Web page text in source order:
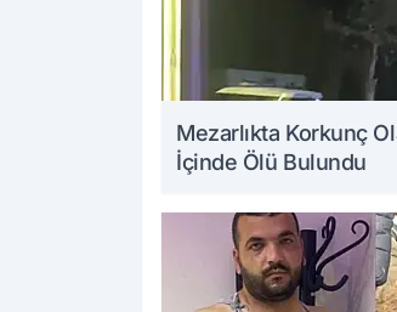
Mezarlıkta Korkunç
İçinde Ölü Bulundu